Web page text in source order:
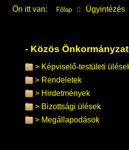
Ön itt van: Főlap Ügyintézés
Közös
Képviselő-testületi
Rendeletek
Hirdetmények
Bizottsági ülések
Megállapodások